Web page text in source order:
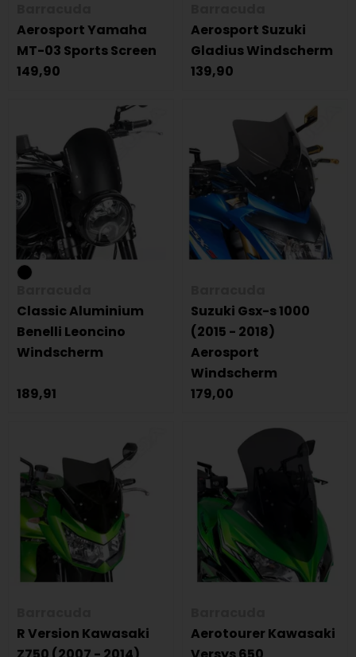
Aerosport Yamaha
MT-03 Sports Screen
149,90
Aerosport Suzuki
Gladius Windscherm
139,90
Classic Aluminium
Benelli Leoncino
Windscherm
189,91
Suzuki Gsx-s 1000
(2015 - 2018)
Aerosport
Windscherm
179,00
R Version Kawasaki
Aerotourer Kawasaki